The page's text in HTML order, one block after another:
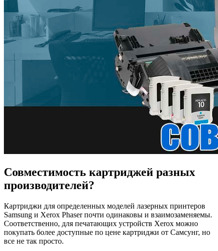
Совместимость картриджей разных
производителей?
Картриджи для определенных моделей лазерных принтеров
Samsung и Xerox Phaser почти одинаковы и взаимозаменяемы.
Соответственно, для печатающих устройств Xerox можно
покупать более доступные по цене картриджи от Самсунг, но
все не так просто.